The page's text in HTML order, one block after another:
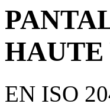
EN ISO